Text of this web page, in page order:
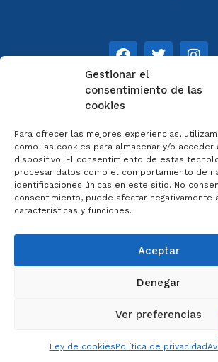
Gestionar el
consentimiento de las
cookies
Para ofrecer las mejores experiencias,
como las cookies para almacenar y/o acceder
dispositivo. El consentimiento de estas
procesar datos como el comportamiento de
identificaciones únicas en este sitio. No
consentimiento, puede afectar negativamente
características y funciones.
Aceptar
Denegar
Ver preferencias
Ley de cookiesPolítica de privacidad
Aviso legal
Política de privacidad
Cookies
Colaboradores
Condiciones generales
2023 © Catedral de Ourense – web